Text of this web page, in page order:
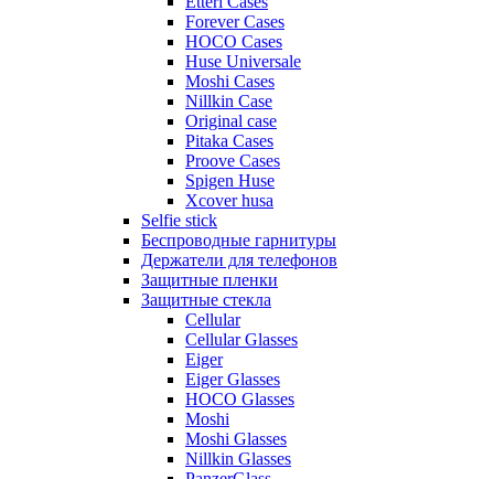
Forever Cases
HOCO Cases
Huse Universale
Moshi Cases
Nillkin Case
Original case
Pitaka Cases
Proove Cases
Spigen Huse
Xcover husa
Selfie stick
Беспроводные гарнитуры
Держатели для телефонов
Защитные пленки
Защитные стекла
Cellular
Cellular Glasses
Eiger
Eiger Glasses
HOCO Glasses
Moshi
Moshi Glasses
Nillkin Glasses